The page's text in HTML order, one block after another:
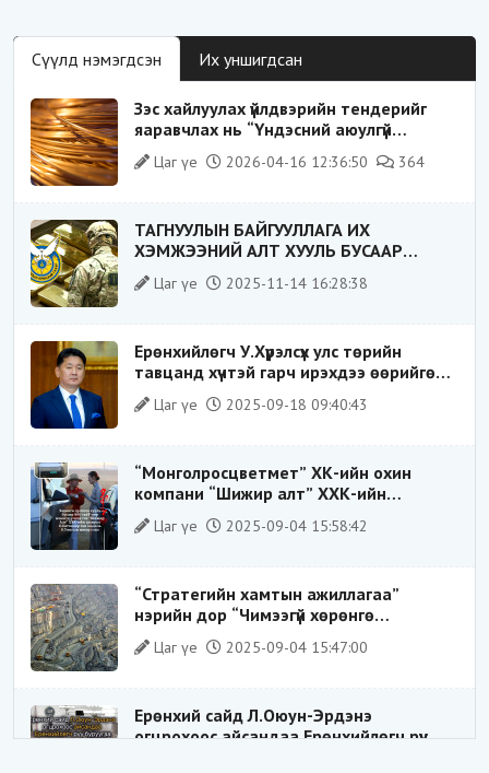
Сүүлд нэмэгдсэн Их уншигдсан
Зэс хайлуулах үйлдвэрийн тендерийг
яаравчлах нь “Үндэсний аюулгүй
байдал“-д эрсдэлтэй юу?
Цаг үе 2026-04-16 12:36:50 364
ТАГНУУЛЫН БАЙГУУЛЛАГА ИХ
ХЭМЖЭЭНИЙ АЛТ ХУУЛЬ БУСААР
ХИЛЭЭР ГАРГАХ ГЭЖ БАЙСАН
ҮЙЛДЛИЙГ ТАСЛАН ЗОГСООЛОО
Цаг үе 2025-11-14 16:28:38
Ерөнхийлөгч У.Хүрэлсүх улс төрийн
тавцанд хүчтэй гарч ирэхдээ өөрийгөө
шударга ёсны төлөө тэмцэгч, “хуучин
тогтолцооны хонгилыг нураагч” гэсэн
Цаг үе 2025-09-18 09:40:43
“Монголросцветмет” ХК-ийн охин
компани “Шижир алт” ХХК-ийн
Гүйцэтгэх захирлаар ажиллаж байсан
О.Баттөмөрт холбогдох хэрэг хаашаа
Цаг үе 2025-09-04 15:58:42
“Стратегийн хамтын ажиллагаа”
нэрийн дор “Чимээгүй хөрөнгө
хуримтлал”
Цаг үе 2025-09-04 15:47:00
Ерөнхий сайд Л.Оюун-Эрдэнэ
огцрохоос айсандаа Ерөнхийлөгч рүү